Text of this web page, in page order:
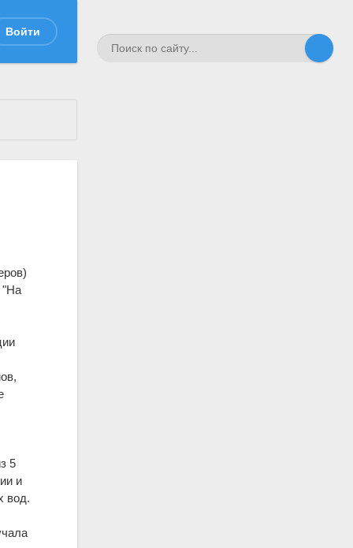
Войти
"На
5
и
вод.